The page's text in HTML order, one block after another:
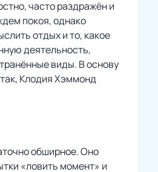
часто раздражён и
покоя, однако
отдых и то, какое
деятельность,
виды. В основу
Клодия Хэммонд
обширное. Оно
«ловить момент» и